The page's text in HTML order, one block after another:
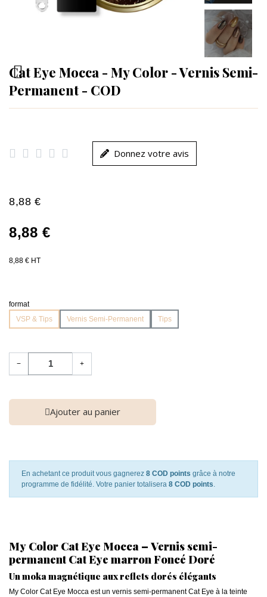
Cat Eye Mocca - My Color - Vernis Semi-
Permanent - COD
     Donnez votre avis
8,88 €
8,88 €
8,88 € HT
format
VSP & Tips
Vernis Semi-Permanent Tips
− +
Ajouter au panier
En achetant ce produit vous gagnerez 8 COD points grâce à notre
programme de fidélité. Votre panier totalisera 8 COD points.
My Color Cat Eye Mocca – Vernis semi-
permanent Cat Eye marron Foncé Doré
Un moka magnétique aux reflets dorés élégants
My Color Cat Eye Mocca est un vernis semi-permanent Cat Eye à la teinte